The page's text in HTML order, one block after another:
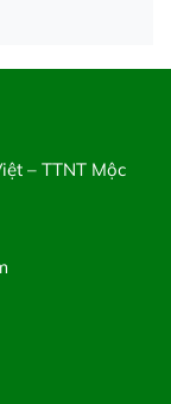
– TTNT Mộc